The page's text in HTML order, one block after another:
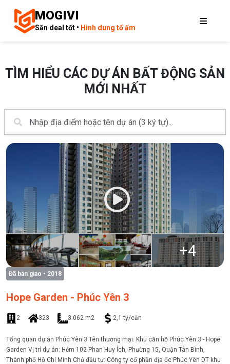
MOGIVI
Săn deal tốt • Hình dung tổ ấm
TÌM HIỂU CÁC DỰ ÁN BẤT ĐỘNG SẢN
MỚI NHẤT
+4
Đã bàn giao • 2018
Hope Garden - Phúc Yên 3
2 323 3.062 m2 2,1 tỷ/căn
Tổng quan dự án Phúc Yên 3 Tên thương mại: Khu căn hộ Phúc Yên 3 - Hope
Garden Vị trí dự án: Hẻm 102 Phan Huy Ích, Phường 15, Quận Tân Bình,
Thành phố Hồ Chí Minh Chủ đầu tư: Công ty cổ phần địa ốc Phúc Yên DT khu